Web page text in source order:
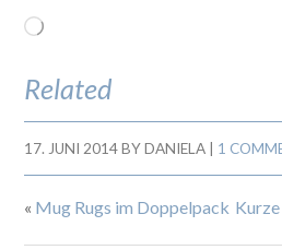
Related
17. JUNI 2014BYDANIELA | 1
« Mug Rugs im Doppelpack